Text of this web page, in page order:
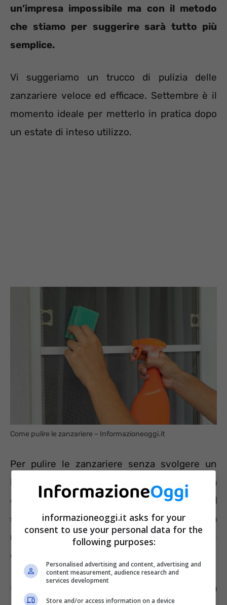
un’impresa impossibile ma con il metodo
che stiamo per suggerire sarà tutto più
semplice.
Vi suggeriamo un trucco di pulizia delle
zanzariere veloce ed efficace. Settembre è il
momento ideale per metterlo in pratica dopo
un estate di inteso utilizzo.
Come pulire le zanzariere – Informazioneoggi.it
Per pulire le zanzariere senza svolgere un
lavoro troppo pesante basterà avere a portata
di manoun pennello a setole morbide, del
sapone biodegradabile, un panno in
microfibra e un panno. Con il pennello si
dovrà iniziare a spolverare la zanzariera.
Poi bisognerà riempire la bacinella di acqua
informazioneoggi.it asks for your
consent to use your personal data for the
following purposes:
Personalised advertising and content, advertising and
content measurement, audience research and
services development
Store and/or access information on a device